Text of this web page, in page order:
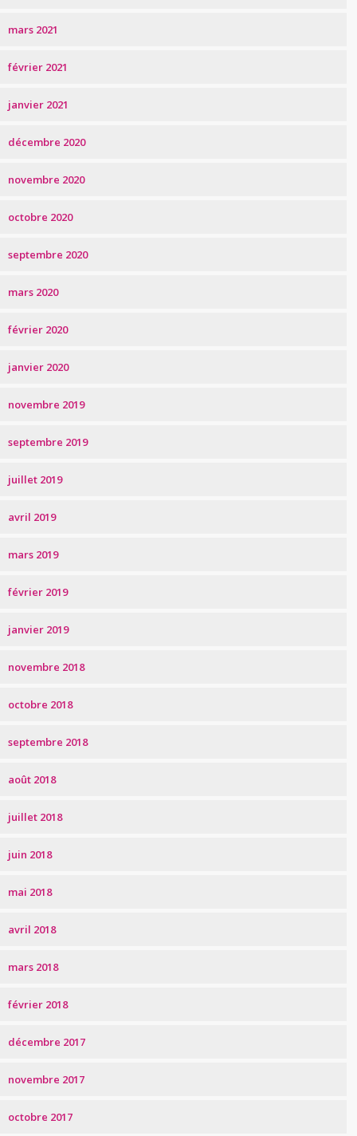
mars 2021
février 2021
janvier 2021
décembre 2020
novembre 2020
octobre 2020
septembre 2020
mars 2020
février 2020
janvier 2020
novembre 2019
septembre 2019
juillet 2019
avril 2019
mars 2019
février 2019
janvier 2019
novembre 2018
octobre 2018
septembre 2018
août 2018
juillet 2018
juin 2018
mai 2018
avril 2018
mars 2018
février 2018
décembre 2017
novembre 2017
octobre 2017